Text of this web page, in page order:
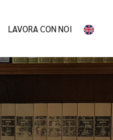
LAVORA CON NOI